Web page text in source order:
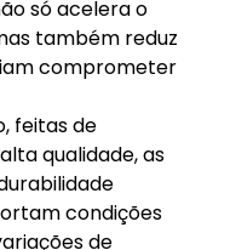
só acelera o
também reduz
comprometer
feitas de
qualidade, as
condições
de